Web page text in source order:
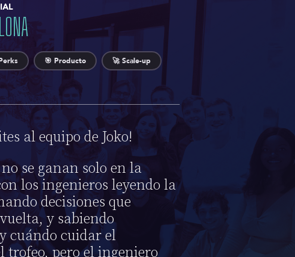
🎯 Producto 🚀 Scale-up
al equipo de Joko!
se ganan solo en la
los ingenieros leyendo la
decisiones que
y sabiendo
cuándo cuidar el
trofeo, pero el ingeniero